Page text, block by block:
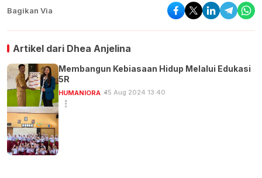
Bagikan Via
Artikel dari Dhea Anjelina
Membangun Kebiasaan Hidup Melalui Edukasi
5R
HUMANIORA 15 Aug 2024 13:40